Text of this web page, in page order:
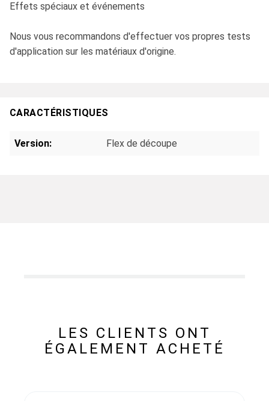
Effets spéciaux et événements
Nous vous recommandons d'effectuer vos propres tests
d'application sur les matériaux d'origine.
CARACTÉRISTIQUES
Version: Flex de découpe
LES CLIENTS ONT
ÉGALEMENT ACHETÉ